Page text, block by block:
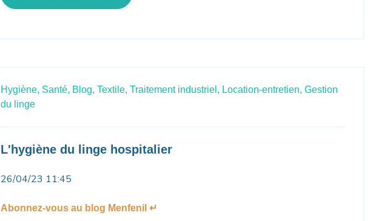
Hygiène, Santé, Blog, Textile, Traitement industriel, Location-entretien, Gestion
du linge
L'hygiène du linge hospitalier
26/04/23 11:45
Abonnez-vous au blog Menfenil ↵